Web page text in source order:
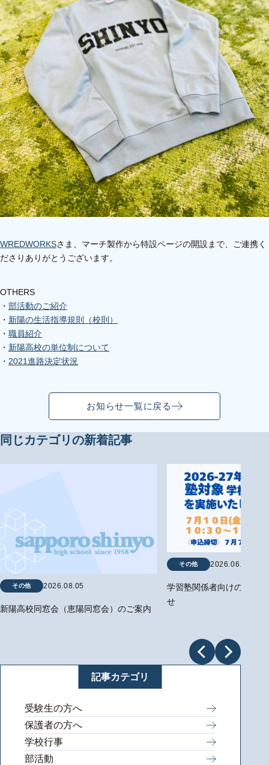
WREDWORKSさま、マーチ製作から特設ページの開設まで、ご連携く
ださりありがとうございます。
OTHERS
・ 部活動のご紹介
・ 新陽の生活指導規則（校則）
・ 職員紹介
・ 新陽高校の単位制について
・ 2021進路決定状況
お知らせ一覧に戻る
記事カテゴリ
受験生の方へ
保護者の方へ
学校行事
部活動
同じカテゴリの新着記事
その他 2026.08.05
新陽高校同窓会（恵陽同窓会）のご案内
その他 2026.06.29
学習塾関係者向けの学校
せ